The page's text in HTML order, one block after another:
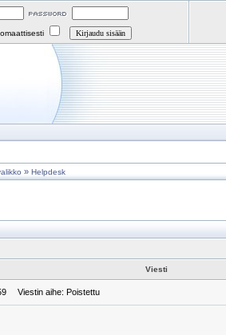
» Helpdesk
Viesti
Viestin aihe: Poistettu